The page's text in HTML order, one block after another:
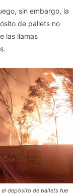
sin embargo, la
de pallets no
las llamas
el depósito de pallets fue